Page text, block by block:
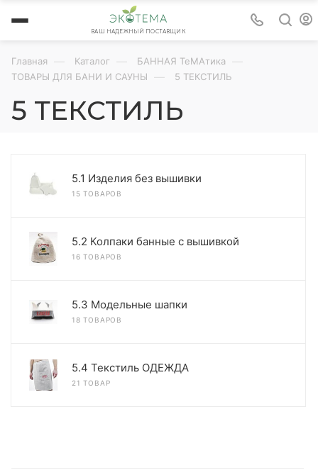
ВАШ НАДЕЖНЫЙ ПОСТАВЩИК
Главная — Каталог — БАННАЯ ТеМАтика —
ТОВАРЫ ДЛЯ БАНИ И САУНЫ — 5 ТЕКСТИЛЬ
5 ТЕКСТИЛЬ
5.1 Изделия без вышивки
15 ТОВАРОВ
5.2 Колпаки банные с вышивкой
16 ТОВАРОВ
5.3 Модельные шапки
18 ТОВАРОВ
5.4 Текстиль ОДЕЖДА
21 ТОВАР